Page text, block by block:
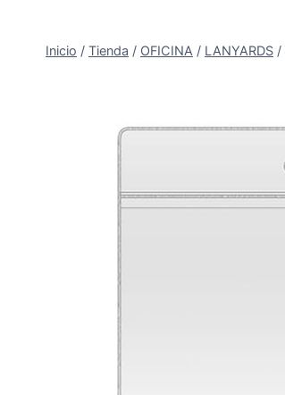
Inicio / Tienda / OFICINA / LANYARDS /